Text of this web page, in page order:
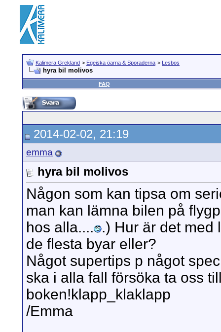
Kalimera Grekland > Egeiska öarna & Sporaderna > Lesbos
hyra bil molivos
FAQ
2014-02-02, 21:19
emma
hyra bil molivos
Någon som kan tipsa om
man kan lämna bilen på
hos alla....
.) Hur är det med
de flesta byar eller?
Något supertips p något
ska i alla fall försöka ta oss
boken!klapp_klaklapp
/Emma